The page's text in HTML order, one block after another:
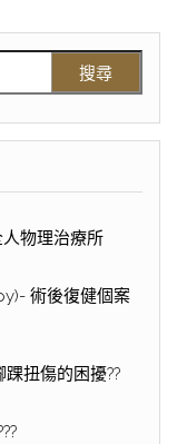
物理治療所
術後復健個案
扭傷的困擾??